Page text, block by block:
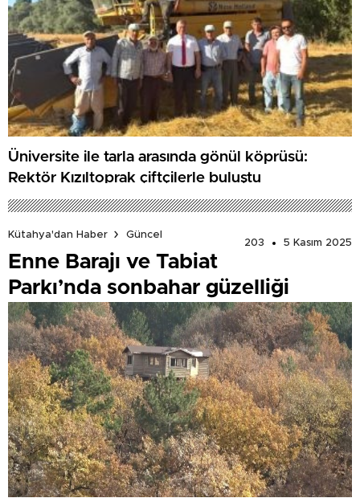
Üniversite ile tarla arasında gönül köprüsü:
Rektör Kızıltoprak çiftçilerle buluştu
Kütahya'dan Haber
Güncel
203
5 Kasım 2025
Enne Barajı ve Tabiat
Parkı’nda sonbahar güzelliği